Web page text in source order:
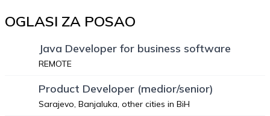
OGLASI ZA POSAO
Java Developer for business software
REMOTE
Product Developer (medior/senior)
Sarajevo, Banjaluka, other cities in BiH